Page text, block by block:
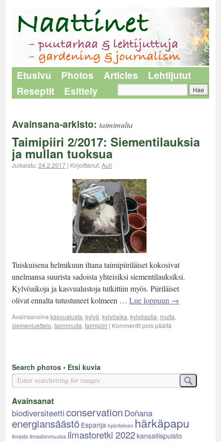
Etusivu Photos Articles
Lehtijutut
Reseptit
Esittely
Avainsana-arkisto: taimimulta
Taimipiiri 2/2017: Siementilauksia
ja mullan tuoksua
Julkaistu:24.2.2017 | Kirjoittanut:Auli
Tuiskuisena helmikuun iltana taimipiiriläiset kokosivat
unelmansa suurista sadoista yhteisiksi siementilauksiksi.
Kylvöaikoja ja kasvualustoja tutkittiin myös. Piiriläiset
olivat ennalta tutustuneet kolmeen … Lue loppuun →
Avainsanoina kasvualusta, kylvö, kylvöaika, kylvöastia, multa,
siemenluettelo, taimimulta, taimipiiri | Kommentit pois päältä
Search photos • Etsi kuvia
Avainsanat
biodiversiteetticonservation Doñana
energiansäästö Espanja hyönteinen härkäpapu
ilmasto ilmastonmuutos ilmastoretki 2022kansallispuisto